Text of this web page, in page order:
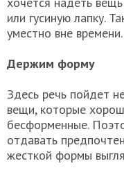
или гусиную лапку.
уместно вне времени.
Держим форму
Здесь речь пойдет
вещи, которые
бесформенные.
отдавать
жесткой формы